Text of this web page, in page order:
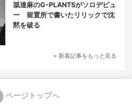
舐達麻のG-PLANTSがソロデビュ
ー 留置所で書いたリリックで沈
黙を破る
> 新着記事をもっと見る
ページトップへ